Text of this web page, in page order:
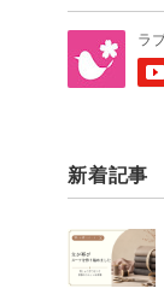
新着記事